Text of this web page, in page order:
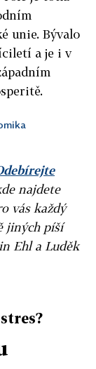
unie. Bývalo
a je i v
najdete
vás každý
jiných píší
Ehl a Luděk